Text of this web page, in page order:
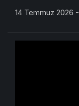
14 Temmuz 2026